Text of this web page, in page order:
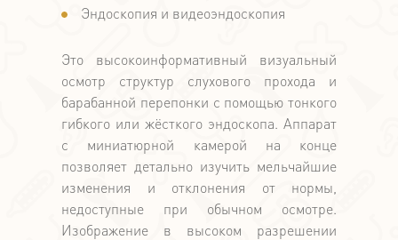
Эндоскопия и видеоэндоскопия
Это высокоинформативный визуальный
осмотр структур слухового прохода и
барабанной перепонки с помощью тонкого
гибкого или жёсткого эндоскопа. Аппарат
с миниатюрной камерой на конце
позволяет детально изучить мельчайшие
изменения и отклонения от нормы,
недоступные при обычном осмотре.
Изображение в высоком разрешении